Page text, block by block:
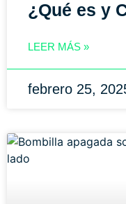
¿Qué es y
LEER MÁS »
febrero 25,